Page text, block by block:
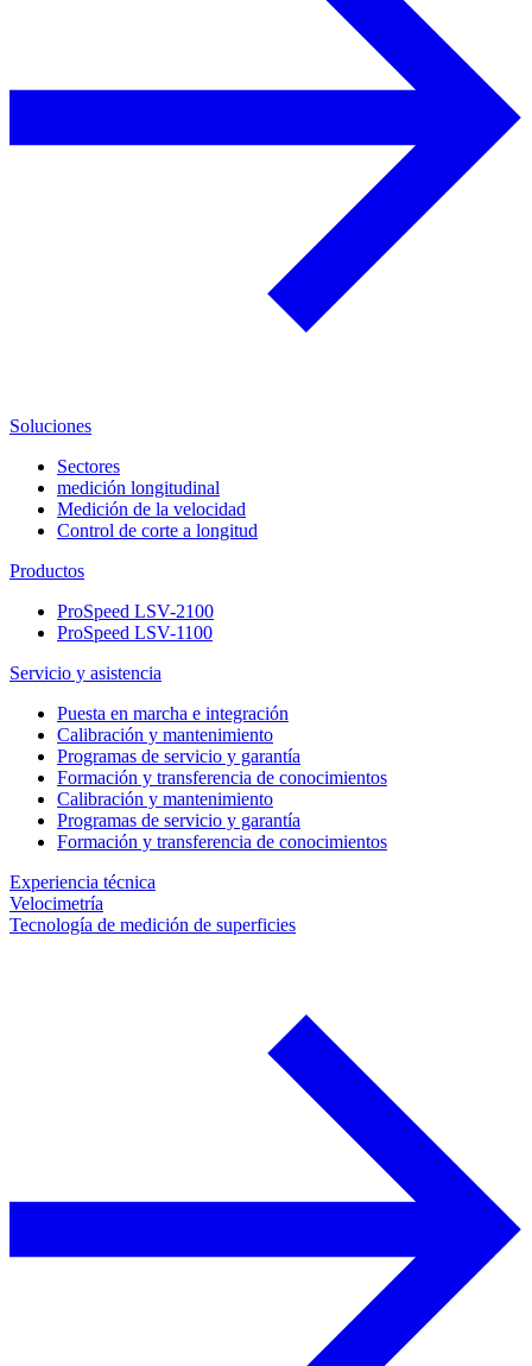
Soluciones
Sectores
medición longitudinal
Medición de la velocidad
Control de corte a longitud
Productos
ProSpeed LSV-2100
ProSpeed LSV-1100
Servicio y asistencia
Puesta en marcha e integración
Calibración y mantenimiento
Programas de servicio y garantía
Formación y transferencia de conocimientos
Calibración y mantenimiento
Programas de servicio y garantía
Formación y transferencia de conocimientos
Experiencia técnica
Velocimetría
Tecnología de medición de superficies